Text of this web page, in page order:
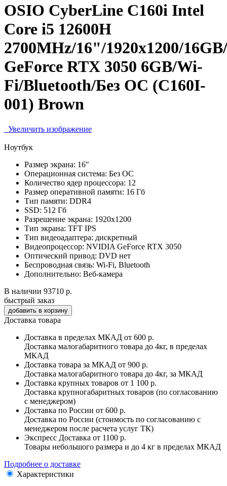
OSIO CyberLine C160i Intel
Core i5 12600H
2700MHz/16"/1920х1200/
GeForce RTX 3050 6GB/Wi-
Fi/Bluetooth/Без ОС (C160I-
001) Brown
Увеличить изображение
Ноутбук
Размер экрана: 16"
Операционная система: Без ОС
Количество ядер процессора: 12
Размер оперативной памяти: 16 Гб
Тип памяти: DDR4
SSD: 512 Гб
Разрешение экрана: 1920x1200
Тип экрана: TFT IPS
Тип видеоадаптера: дискретный
Видеопроцессор: NVIDIA GeForce RTX 3050
Оптический привод: DVD нет
Беспроводная связь: Wi-Fi, Bluetooth
Дополнительно: Веб-камера
В наличии 93710 р.
быстрый заказ
Доставка товара
Доставка в пределах МКАД от 600 р.
Доставка малогабаритного товара до 4кг, в пределах
МКАД
Доставка товара за МКАД от 900 р.
Доставка малогабаритного товара до 4кг, за МКАД
Доставка крупных товаров от 1 100 р.
Доставка крупногабаритных товаров (по согласованию
с менеджером)
Доставка по России от 600 р.
Доставка по России (стоимость по согласованию с
менеджером после расчета услуг ТК)
Экспресс Доставка от 1100 р.
Товары небольшого размера и до 4 кг в пределах МКАД
Подробнее о доставке
Характеристики